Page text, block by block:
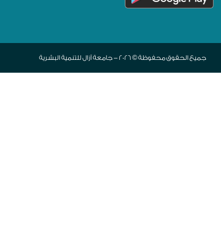
جميع الحقوق محفوظة © 2026 - جامعة آزال للتنمية البشرية